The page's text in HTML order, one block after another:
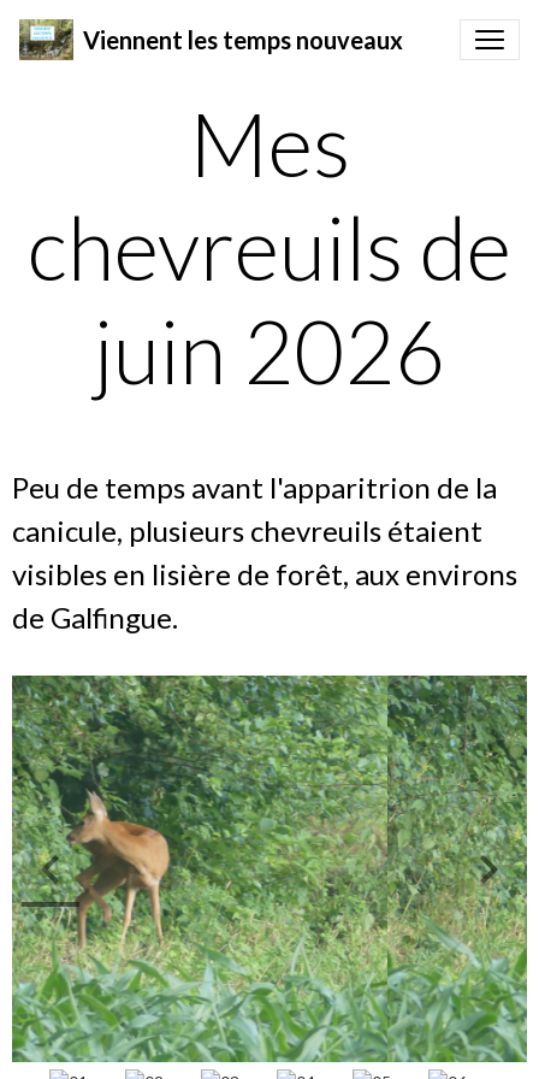
Viennent les temps nouveaux
Mes
chevreuils de
juin 2026
Peu de temps avant l'apparitrion de la
canicule, plusieurs chevreuils étaient
visibles en lisière de forêt, aux environs
de Galfingue.